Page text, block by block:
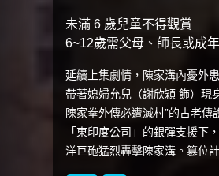
未滿 6 歲兒童不得觀賞
6~12歲需父母、師長或成
延續上集劇情，陳家溝內憂外
帶著媳婦允兒（謝欣穎 飾）現
陳家拳外傳必遭滅村”的古老
「東印度公司」的銀彈支援下
洋巨砲猛烈轟擊陳家溝。篡位